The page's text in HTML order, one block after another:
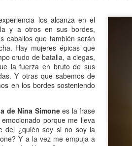
los alcanza en el
y a otros en sus bordes,
caballos que también serán
Hay mujeres épicas que
crudo de batalla, a ciegas,
la fuerza en bruto de sus
Y otras que sabemos de
en los bordes sosteniendo
de Nina Simonees la frase
porque me lleva
del ¿quién soy si no soy la
Y a la vez me empuja a
JAN
13
Gaby Ferrero (1/7/1961- 20/1/
Sus ojos se cerraron -
mundo de quienes la siguen
entre el shock y un enorme desconsuelo.
persona, tan excelente y angelada como
en su maternidad elegida y conquistada
pensar en su queridísimo hijo adoptivo
jovencísimo, una notable revelación
JAN
13
Mi Rob Reiner privado
Por Moira Soto